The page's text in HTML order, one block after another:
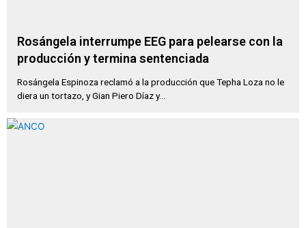
Rosángela interrumpe EEG para pelearse con la
producción y termina sentenciada
Rosángela Espinoza reclamó a la producción que Tepha Loza no le
diera un tortazo, y Gian Piero Díaz y...